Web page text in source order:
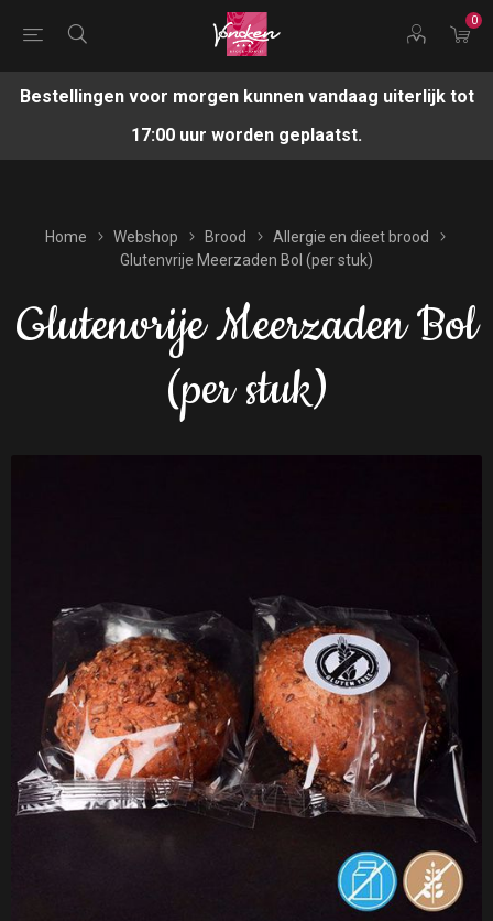
0
Bestellingen voor morgen kunnen vandaag uiterlijk tot
17:00 uur worden geplaatst.
Home Webshop Brood
Allergie en dieet brood
Glutenvrije Meerzaden Bol (per stuk)
Glutenvrije Meerzaden Bol
(per stuk)